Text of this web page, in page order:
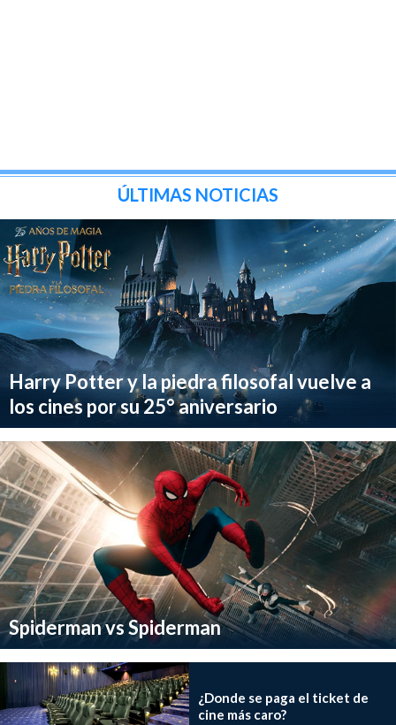
ÚLTIMAS NOTICIAS
Harry Potter y la piedra filosofal vuelve a
los cines por su 25° aniversario
Spiderman vs Spiderman
¿Donde se paga el ticket de
cine más caro?